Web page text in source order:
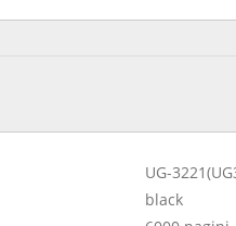
UG-
black